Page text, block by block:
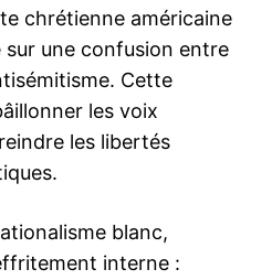
chrétienne américaine
une confusion entre
Cette
les voix
les libertés
blanc,
interne :